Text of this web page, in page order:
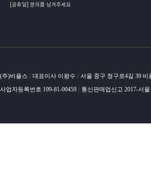
[공휴일] 문의를 남겨주세요
(주)비플스 / 대표이사 이왕수 / 서울 중구 청구로4길 39
사업자등록번호 199-81-00459 / 통신판매업신고 2017-서